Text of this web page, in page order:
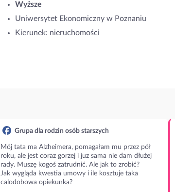
Wyższe
Uniwersytet Ekonomiczny w Poznaniu
Kierunek: nieruchomości
Grupa dla rodzin osób starszych
Mój tata ma Alzheimera, pomagałam mu przez pół
roku, ale jest coraz gorzej i juz sama nie dam dłużej
rady. Muszę kogoś zatrudnić. Ale jak to zrobić?
Jak wygląda kwestia umowy i ile kosztuje taka
calodobowa opiekunka?